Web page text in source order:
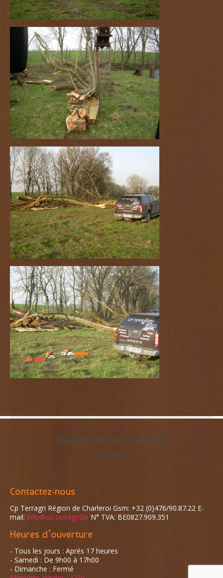
PRÉSENTATION CP-TERRAGRI
CONTACT
Contactez-nous
Cp Terragri Région de Charleroi Gsm: +32 (0)476/90.87.22 E-
mail: info@cp-terragri.be N° TVA: BE0827.909.351
Heures d’ouverture
- Tous les jours : Aprés 17 heures
- Samedi : De 9h00 à 17h00
- Dimanche : Fermé